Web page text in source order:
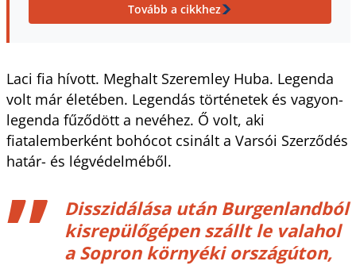
Tovább a cikkhez
Laci fia hívott. Meghalt Szeremley Huba. Legenda
volt már életében. Legendás történetek és vagyon-
legenda fűződött a nevéhez. Ő volt, aki
fiatalemberként bohócot csinált a Varsói Szerződés
határ- és légvédelméből.
Disszidálása után Burgenlandból
kisrepülőgépen szállt le valahol
a Sopron környéki országúton,